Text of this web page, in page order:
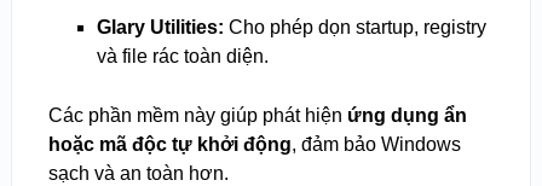
Glary Utilities: Cho phép dọn startup, registry
và file rác toàn diện.
Các phần mềm này giúp phát hiện ứng dụng ẩn
hoặc mã độc tự khởi động, đảm bảo Windows
sạch và an toàn hơn.